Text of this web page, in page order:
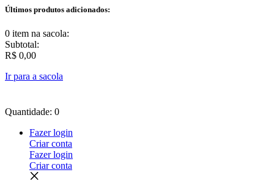
Últimos produtos adicionados:
0 item na sacola:
Subtotal:
R$ 0,00
Ir para a sacola
Quantidade: 0
Fazer login
Criar conta
Fazer login
Criar conta